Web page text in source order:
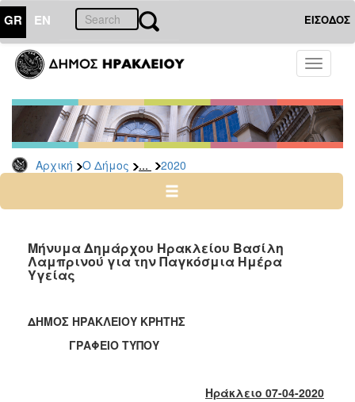
GR EN ΕΙΣΟΔΟΣ
Toggle
Αρχική Ο Δήμος ... 2020
ΔΗΜΟΣ
Δελτία
Τύπου
Αρχείο
2026
2024
2022
2021
Μήνυμα Δημάρχου Ηρακλείου Βασίλη
Λαμπρινού για την Παγκόσμια Ημέρα
Υγείας
ΔΗΜΟΣ ΗΡΑΚΛΕΙΟΥ ΚΡΗΤΗΣ
ΓΡΑΦΕΙΟ ΤΥΠΟΥ
Ηράκλειο 07-04-2020